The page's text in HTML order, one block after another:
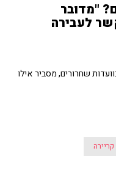
"מדובר
לעבירה
שישב במשך כ-7 שנים בוועדות שחרורים, מסביר אילו
קריירה